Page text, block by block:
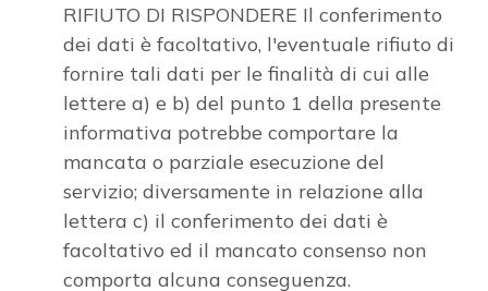
RIFIUTO DI RISPONDERE Il conferimento
dei dati è facoltativo, l'eventuale rifiuto di
fornire tali dati per le finalità di cui alle
lettere a) e b) del punto 1 della presente
informativa potrebbe comportare la
mancata o parziale esecuzione del
servizio; diversamente in relazione alla
lettera c) il conferimento dei dati è
facoltativo ed il mancato consenso non
comporta alcuna conseguenza.
5+
Camere
Qualsiasi